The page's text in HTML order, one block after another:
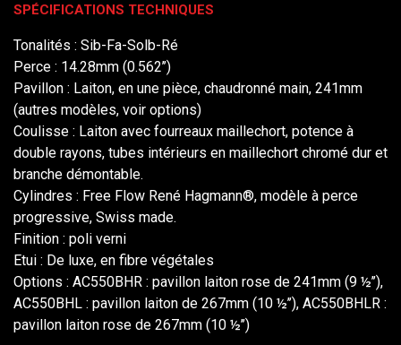
SPÉCIFICATIONS TECHNIQUES
Tonalités : Sib-Fa-Solb-Ré
Perce : 14.28mm (0.562’’)
Pavillon : Laiton, en une pièce, chaudronné main, 241mm
(autres modèles, voir options)
Coulisse : Laiton avec fourreaux maillechort, potence à
double rayons, tubes intérieurs en maillechort chromé dur et
branche démontable.
Cylindres : Free Flow René Hagmann®, modèle à perce
progressive, Swiss made.
Finition : poli verni
Etui : De luxe, en fibre végétales
Options : AC550BHR : pavillon laiton rose de 241mm (9 ½’’),
AC550BHL : pavillon laiton de 267mm (10 ½’’), AC550BHLR :
pavillon laiton rose de 267mm (10 ½’’)